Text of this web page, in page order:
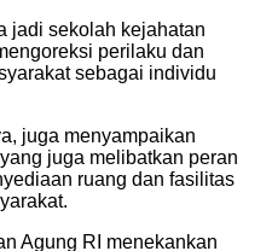
jadi sekolah kejahatan
perilaku dan
sebagai individu
juga menyampaikan
juga melibatkan peran
ruang dan fasilitas
Agung RI menekankan